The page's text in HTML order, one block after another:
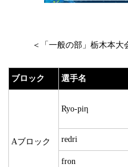
＜「一般の部」栃木本大
ブロック 選手名
Aブロック
Ryo-piη
redri
fron